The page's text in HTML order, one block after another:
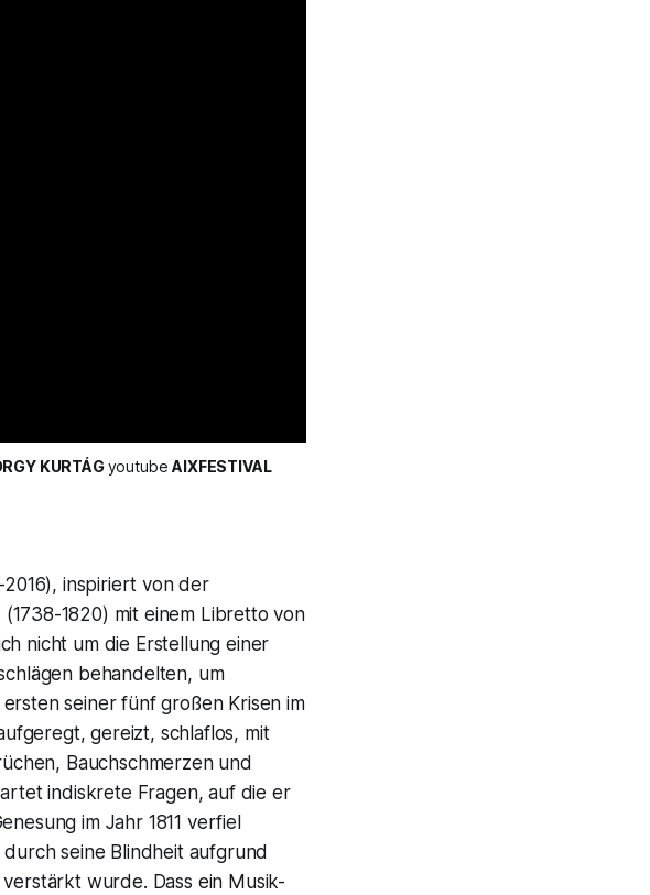
KURTÁG youtube AIXFESTIVAL
2016), inspiriert von der
(1738-1820) mit einem Libretto von
nicht um die Erstellung einer
behandelten, um
seiner fünf großen Krisen im
gereizt, schlaflos, mit
Bauchschmerzen und
indiskrete Fragen, auf die er
im Jahr 1811 verfiel
seine Blindheit aufgrund
wurde. Dass ein Musik-